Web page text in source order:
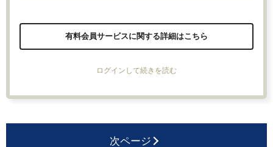
有料会員サービスに関する詳細はこちら
ログインして続きを読む
次ページ